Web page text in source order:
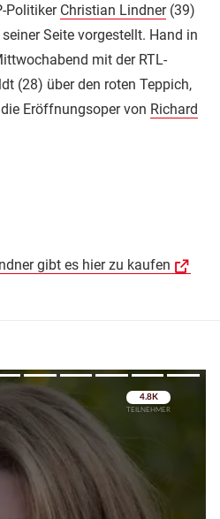
Politiker Christian Lindner(39)
Seite vorgestellt. Hand in
mit der RTL-
(28) über den roten Teppich,
Eröffnungsoper von Richard
gibt es hier zu kaufen